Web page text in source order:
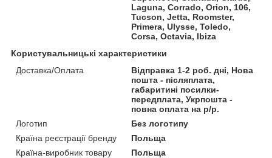
Laguna, Corrado, Orion, 106,
Tucson, Jetta, Roomster,
Primera, Ulysse, Toledo,
Corsa, Octavia, Ibiza
Користувальницькі характеристики
Доставка/Оплата
Відправка 1-2 роб. дні, Нова
пошта - післяплата,
габаритині посилки-
передплата, Укрпошта -
повна оплата на р/р.
Логотип
Без логотипу
Країна реєстрації бренду
Польща
Країна-виробник товару
Польща